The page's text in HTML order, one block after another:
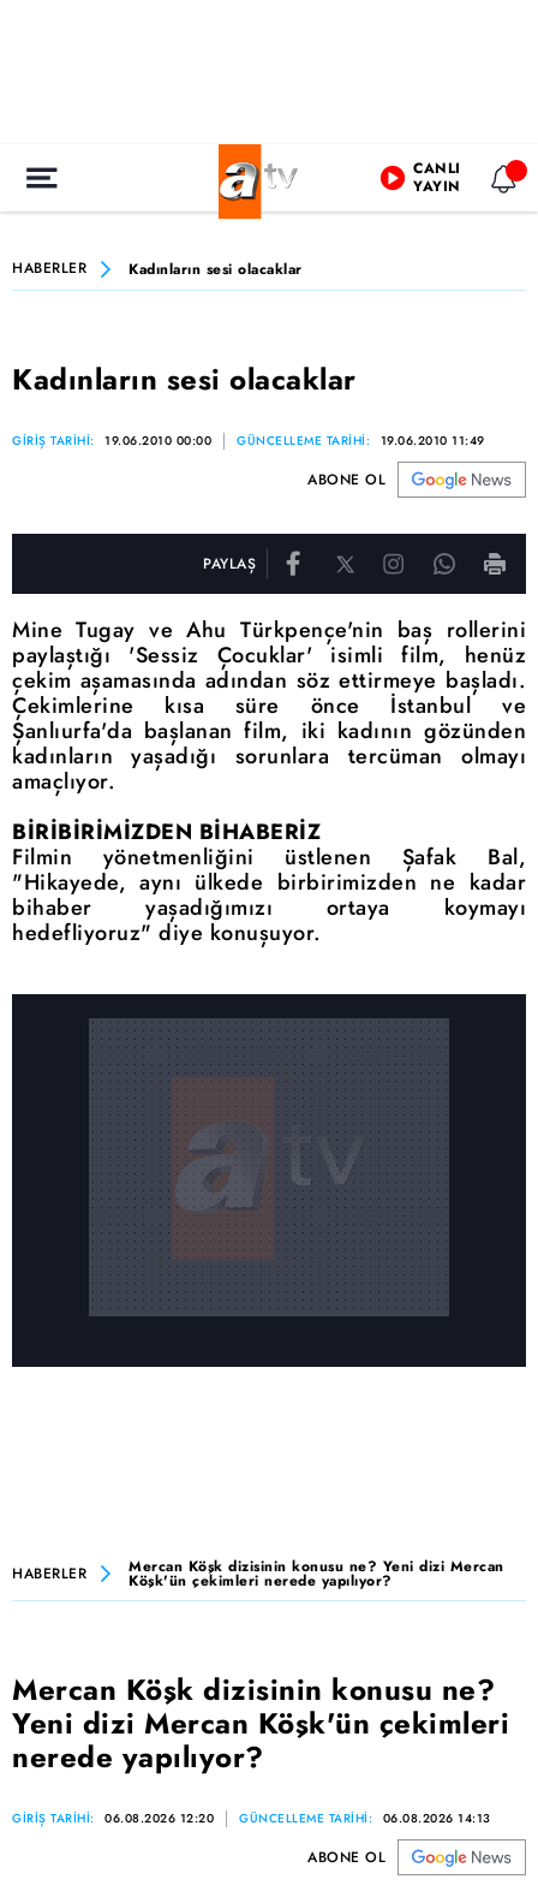
CANLI
YAYIN
HABERLER Kadınların sesi olacaklar
Kadınların sesi olacaklar
GİRİŞ TARİHİ: 19.06.2010 00:00 GÜNCELLEME TARİHİ: 19.06.2010 11:49
ABONE OL
PAYLAŞ
Mine Tugay ve Ahu Türkpençe'nin baş rollerini
paylaştığı 'Sessiz Çocuklar' isimli film, henüz
çekim aşamasında adından söz ettirmeye başladı.
Çekimlerine kısa süre önce İstanbul ve
Şanlıurfa'da başlananfilm, iki kadının gözünden
kadınların yaşadığı sorunlara tercüman olmayı
amaçlıyor.
BİRİBİRİMİZDEN BİHABERİZ
Filmin yönetmenliğini üstlenen Şafak Bal,
"Hikayede, aynı ülkede birbirimizden ne kadar
bihaber yaşadığımızı ortaya koymayı
hedefliyoruz" diye konuşuyor.
HABERLER Mercan Köşk dizisinin konusu ne? Yeni dizi Mercan
Köşk'ün çekimleri nerede yapılıyor?
Mercan Köşk dizisinin konusu ne?
Yeni dizi Mercan Köşk'ün çekimleri
nerede yapılıyor?
GİRİŞ TARİHİ: 06.08.2026 12:20 GÜNCELLEME TARİHİ: 06.08.2026 14:13
ABONE OL